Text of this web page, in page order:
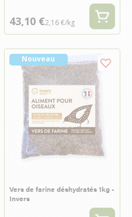
43,10 €2,16 €/kg
Nouveau
Vers de farine déshydratés 1kg -
Invers